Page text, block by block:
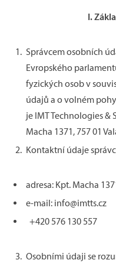
I.
Správcem osobních
Evropského
fyzických osob v
údajů a o volném
je IMT Technologies &
Macha 1371, 757 01
Kontaktní údaje
adresa: Kpt. Macha
e-mail: info@imtts.cz
+420 576 130 557
Osobními údaji se